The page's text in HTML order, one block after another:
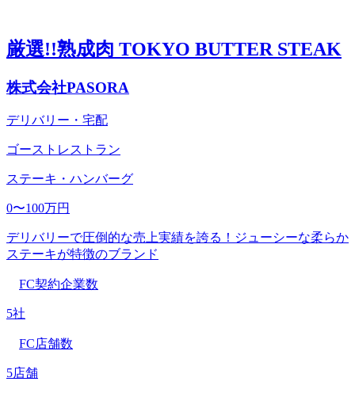
厳選!!熟成肉 TOKYO BUTTER STEAK
株式会社PASORA
デリバリー・宅配
ゴーストレストラン
ステーキ・ハンバーグ
0〜100万円
デリバリーで圧倒的な売上実績を誇る！ジューシーな柔らか
ステーキが特徴のブランド
FC契約企業数
5社
FC店舗数
5店舗